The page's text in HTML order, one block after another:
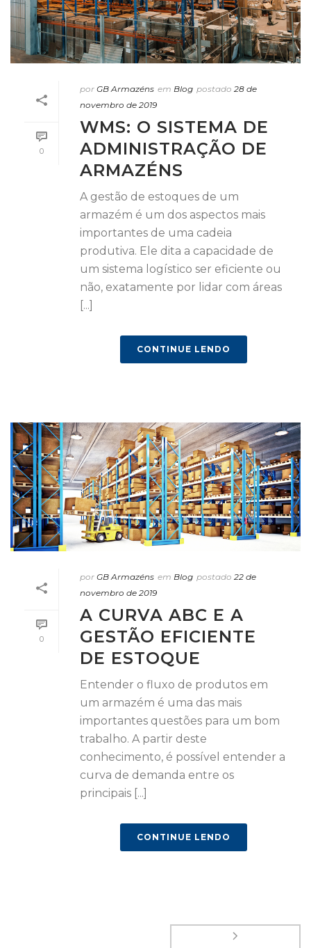
0
por GB Armazéns em Blog postado 28 de
novembro de 2019
WMS: O SISTEMA DE
ADMINISTRAÇÃO DE
ARMAZÉNS
A gestão de estoques de um
armazém é um dos aspectos mais
importantes de uma cadeia
produtiva. Ele dita a capacidade de
um sistema logístico ser eficiente ou
não, exatamente por lidar com áreas
[...]
CONTINUE LENDO
0
por GB Armazéns em Blog postado 22 de
novembro de 2019
A CURVA ABC E A
GESTÃO EFICIENTE
DE ESTOQUE
Entender o fluxo de produtos em
um armazém é uma das mais
importantes questões para um bom
trabalho. A partir deste
conhecimento, é possível entender a
curva de demanda entre os
principais [...]
CONTINUE LENDO